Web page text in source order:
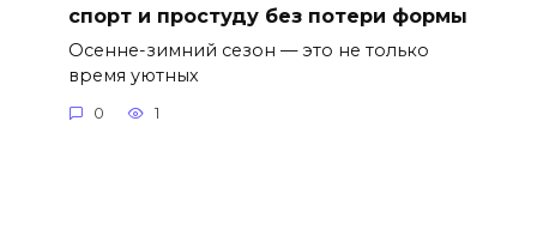
спорт и простуду без потери формы
Осенне-зимний сезон — это не только
время уютных
0 1